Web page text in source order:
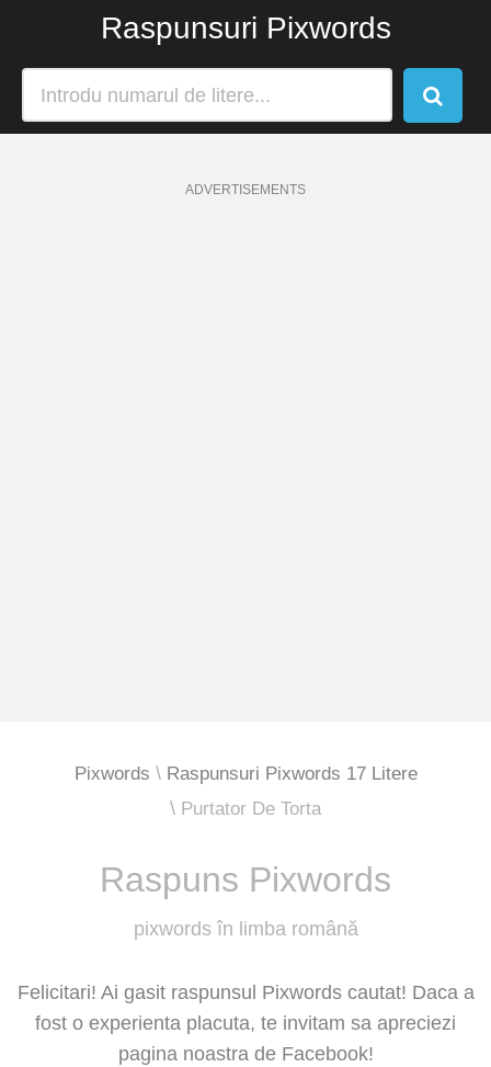
Raspunsuri Pixwords
ADVERTISEMENTS
Pixwords
Raspunsuri Pixwords 17 Litere
Purtator De Torta
Raspuns Pixwords
pixwords în limba română
Felicitari! Ai gasit raspunsul Pixwords cautat! Daca a
fost o experienta placuta, te invitam sa apreciezi
pagina noastra de Facebook!